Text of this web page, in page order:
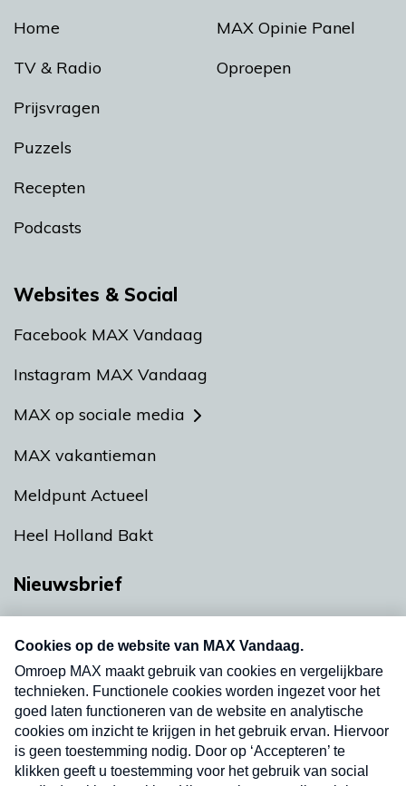
Home
TV & Radio
Prijsvragen
Puzzels
Recepten
Podcasts
MAX Opinie Panel
Oproepen
Websites & Social
Facebook MAX Vandaag
Instagram MAX Vandaag
MAX op sociale media
MAX vakantieman
Meldpunt Actueel
Heel Holland Bakt
Nieuwsbrief
nieuwsbrief. Elke vrijdag- en dinsdagochtend in
uw mailbox.
Verzend